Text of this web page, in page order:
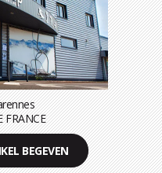
FRANCE
BEGEVEN